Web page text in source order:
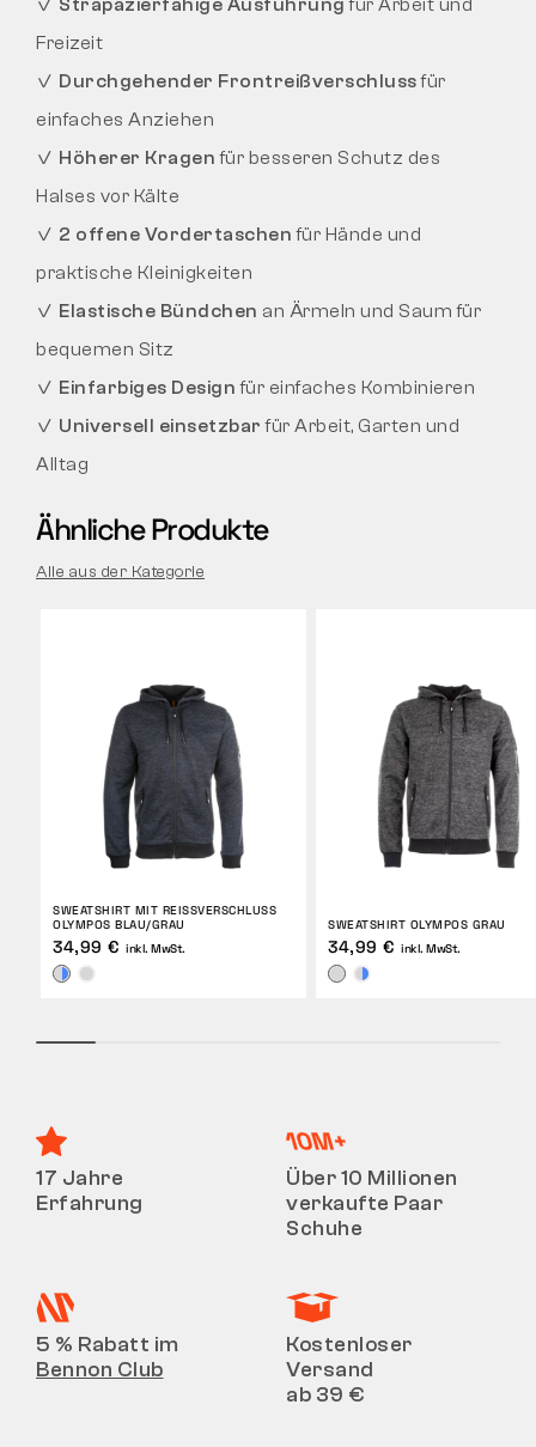
✓ Strapazierfähige Ausführung für Arbeit und
Freizeit
✓ Durchgehender Frontreißverschlussfür
einfaches Anziehen
✓ Höherer Kragen für besseren Schutz des
Halses vor Kälte
✓ 2 offene Vordertaschen für Hände und
praktische Kleinigkeiten
✓ Elastische Bündchen an Ärmeln und Saum für
bequemen Sitz
✓ Einfarbiges Design für einfaches Kombinieren
✓ Universell einsetzbar für Arbeit, Garten und
Alltag
Ähnliche Produkte
Alle aus der Kategorie
SWEATSHIRT MIT REISSVERSCHLUSS O
LYMPOS BLAU/GRAU
34,99 € inkl. MwSt.
SWEATSHIRT OLYMPOS GRAU
34,99 € inkl. MwSt.
17 Jahre
Erfahrung
Über 10 Millionen
verkaufte Paar
Schuhe
5 % Rabatt im
Bennon Club
Kostenloser
Versand
ab 39 €